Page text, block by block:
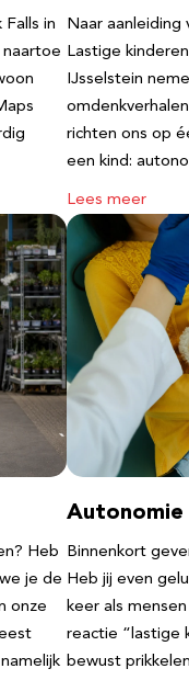
in
Naar
Lastige
IJsselstein
richten ons op
een kind:
Lees meer
Heb
je de
onze
Autonomie
Binnenkort
Heb jij even
keer als
reactie “lastige
bewust